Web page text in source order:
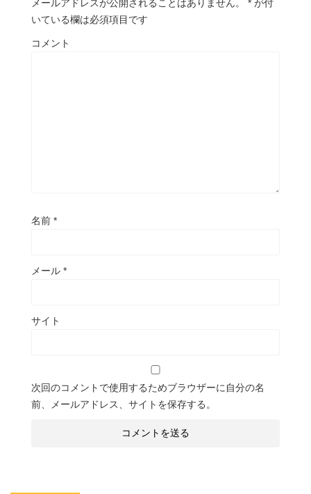
メールアドレスが公開されることはありません。 * が付
いている欄は必須項目です
コメント
名前 *
メール *
サイト
次回のコメントで使用するためブラウザーに自分の名
前、メールアドレス、サイトを保存する。